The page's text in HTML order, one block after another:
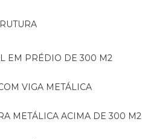
EM PRÉDIO DE 300 M2
VIGA METÁLICA
METÁLICA ACIMA DE 300 M2